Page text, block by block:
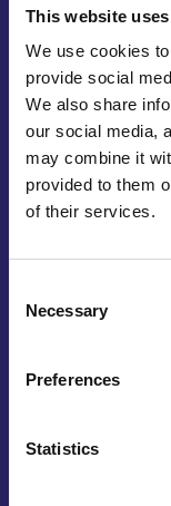
This website
We use cookies
provide social
We also share
our social media,
may combine it
provided to them
of their services.
Selection
Necessary
Preferences
Statistics
binnen als
maakt voor
visuele
PETG
waardoor het
merkidentiteit.
PETG wordt dit
chemicaliën en
beschermende